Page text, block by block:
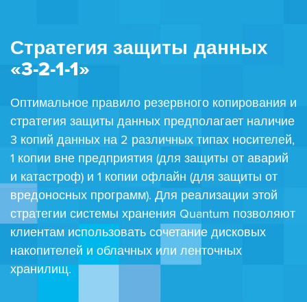
Стратегия защиты данных
«3-2-1-1»
Оптимальное правило резервного копирования и
стратегия защиты данных предполагает наличие
3 копий данных на 2 различных типах носителей,
1 копии вне предприятия (для защиты от аварий
и катастроф) и 1 копии офлайн (для защиты от
вредоносных программ). Для реализации этой
стратегии системы хранения Quantum позволяют
клиентам использовать сочетание дисковых
накопителей и облачных или ленточных
хранилищ.